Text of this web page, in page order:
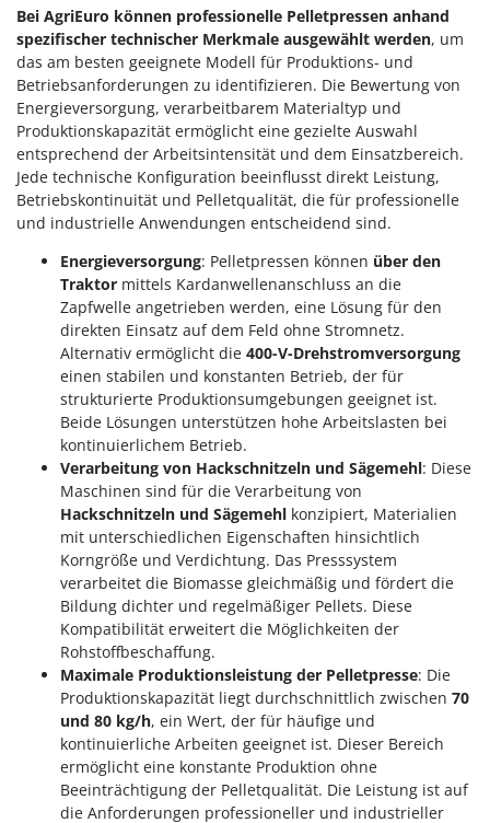
Mastercook
McCulloch
MCH
Michelin
Mille
Minox
Mockmill
More than chef
MOSA
MOVA
Mowox
MTD
New O.M.R.A.
Nilfisk
Ninja
Novatec
Novital
NuAir
NuovaFac
Officine Savioli
Oliviero
Olix
OMA
Bei AgriEuro können professionelle Pelletpressen anhand
spezifischer technischer Merkmale ausgewählt werden, um
das am besten geeignete Modell für Produktions- und
Betriebsanforderungen zu identifizieren. Die Bewertung von
Energieversorgung, verarbeitbarem Materialtyp und
Produktionskapazität ermöglicht eine gezielte Auswahl
entsprechend der Arbeitsintensität und dem Einsatzbereich.
Jede technische Konfiguration beeinflusst direkt Leistung,
Betriebskontinuität und Pelletqualität, die für professionelle
und industrielle Anwendungen entscheidend sind.
Energieversorgung: Pelletpressen können über den
Traktor mittels Kardanwellenanschluss an die
Zapfwelle angetrieben werden, eine Lösung für den
direkten Einsatz auf dem Feld ohne Stromnetz.
Alternativ ermöglicht die 400-V-Drehstromversorgung
einen stabilen und konstanten Betrieb, der für
strukturierte Produktionsumgebungen geeignet ist.
Beide Lösungen unterstützen hohe Arbeitslasten bei
kontinuierlichem Betrieb.
Verarbeitung von Hackschnitzeln und Sägemehl: Diese
Maschinen sind für die Verarbeitung von
Hackschnitzeln und Sägemehl konzipiert, Materialien
mit unterschiedlichen Eigenschaften hinsichtlich
Korngröße und Verdichtung. Das Presssystem
verarbeitet die Biomasse gleichmäßig und fördert die
Bildung dichter und regelmäßiger Pellets. Diese
Kompatibilität erweitert die Möglichkeiten der
Rohstoffbeschaffung.
Maximale Produktionsleistung der Pelletpresse: Die
Produktionskapazität liegt durchschnittlich zwischen 70
und 80 kg/h, ein Wert, der für häufige und
kontinuierliche Arbeiten geeignet ist. Dieser Bereich
ermöglicht eine konstante Produktion ohne
Beeinträchtigung der Pelletqualität. Die Leistung ist auf
die Anforderungen professioneller und industrieller